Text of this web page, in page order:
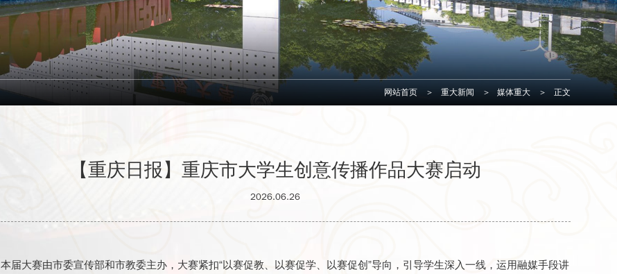
网站首页 > 重大新闻 > 媒体重大 > 正文
【重庆日报】重庆市大学生创意传播作品大赛启动
2026.06.26
本届大赛由市委宣传部和市教委主办，大赛紧扣“以赛促教、以赛促学、以赛促创”导向，引导学生深入一线，运用融媒手段讲